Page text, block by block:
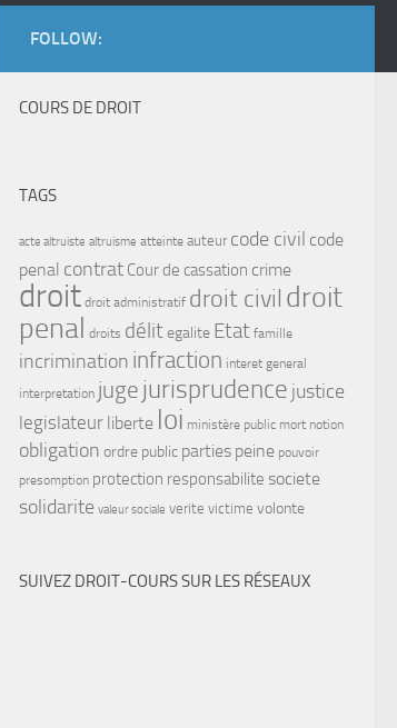
FOLLOW:
COURS DE DROIT
TAGS
acte altruiste altruisme atteinte auteur code civil code
penal contrat Cour de cassation crime
droit droit administratif droit civil droit
penal droits délitegalite Etat famille
incrimination infraction interet general
interpretation juge jurisprudence justice
legislateur liberte loi ministère public mort notion
obligation ordre public parties peine pouvoir
presomption protection responsabilite societe
solidarite valeur sociale verite victime volonte
SUIVEZ DROIT-COURS SUR LES RÉSEAUX